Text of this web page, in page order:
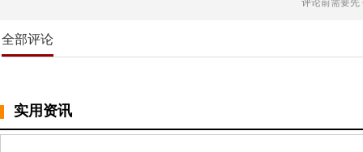
评论前需要先
全部评论
实用资讯